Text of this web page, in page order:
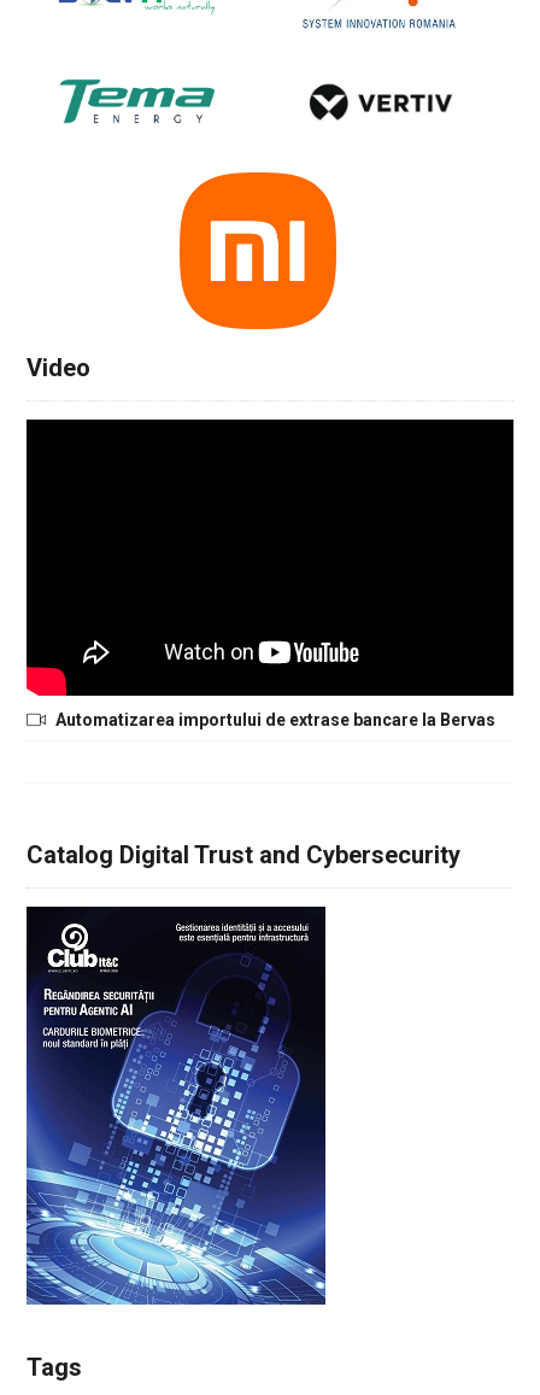
Video
Automatizarea importului de extrase bancare la Bervas
Catalog Digital Trust and Cybersecurity
Tags